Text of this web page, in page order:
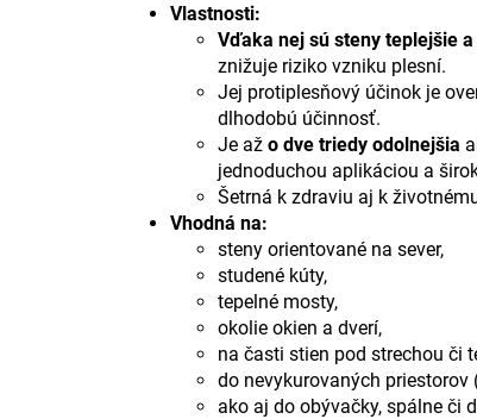
Vlastnosti:
Vďaka nej sú steny teplejšie
znižuje riziko vzniku plesní.
Jej protiplesňový účinok je
dlhodobú účinnosť.
Je až o dve triedy odolnejšia
jednoduchou aplikáciou a
Šetrná k zdraviu aj k
Vhodná na:
steny orientované na sever,
studené kúty,
tepelné mosty,
okolie okien a dverí,
na časti stien pod strechou či
do nevykurovaných priestorov
ako aj do obývačky, spálne či